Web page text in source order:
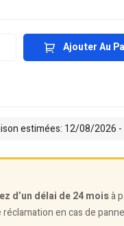
Ajouter Au
estimées: 12/08/2026
d’un délai de 24 moisà
en cas de